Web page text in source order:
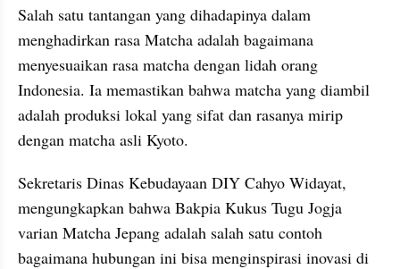
Salah satu tantangan yang dihadapinya dalam
menghadirkan rasa Matcha adalah bagaimana
menyesuaikan rasa matcha dengan lidah orang
Indonesia. Ia memastikan bahwa matcha yang diambil
adalah produksi lokal yang sifat dan rasanya mirip
dengan matcha asli Kyoto.
Sekretaris Dinas Kebudayaan DIY Cahyo Widayat,
mengungkapkan bahwa Bakpia Kukus Tugu Jogja
varian Matcha Jepang adalah salah satu contoh
bagaimana hubungan ini bisa menginspirasi inovasi di